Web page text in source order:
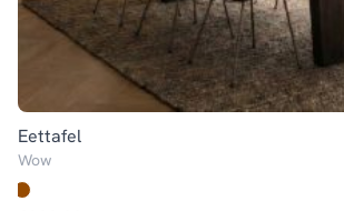
Eettafel
Wow